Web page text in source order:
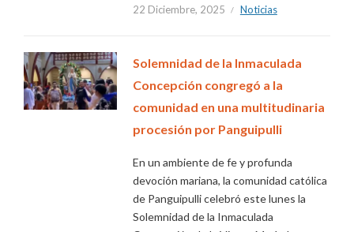
22 Diciembre, 2025 Noticias
Solemnidad de la Inmaculada
Concepción congregó a la
comunidad en una multitudinaria
procesión por Panguipulli
En un ambiente de fe y profunda
devoción mariana, la comunidad católica
de Panguipulli celebró este lunes la
Solemnidad de la Inmaculada